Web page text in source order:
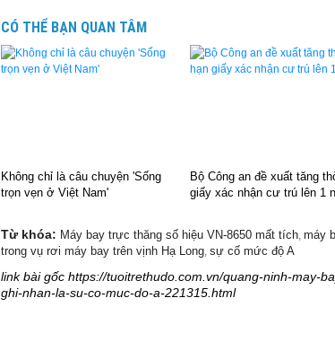
CÓ THỂ BẠN QUAN TÂM
Không chỉ là câu chuyện 'Sống
trọn vẹn ở Việt Nam'
Bộ Công an đề xuất tăng
giấy xác nhận cư trú lên 1
Từ khóa: Máy bay trực thăng số hiệu VN-8650 mất tích, máy
trong vụ rơi máy bay trên vịnh Hạ Long, sự cố mức độ A
link bài gốc https://tuoitrethudo.com.vn/quang-ninh-may-
ghi-nhan-la-su-co-muc-do-a-221315.html